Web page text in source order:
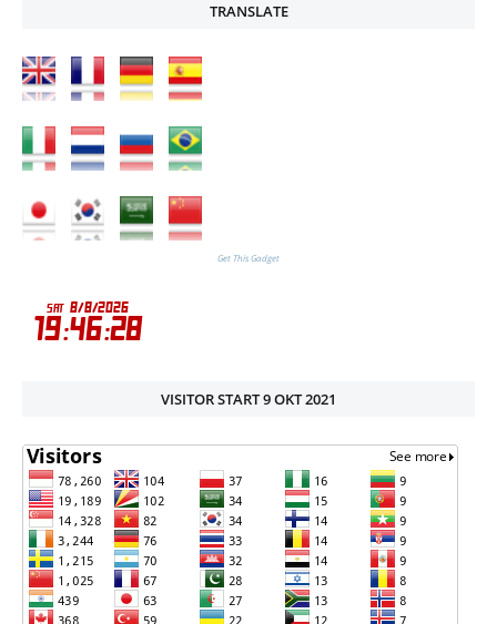
TRANSLATE
Get This Gadget
VISITOR START 9 OKT 2021